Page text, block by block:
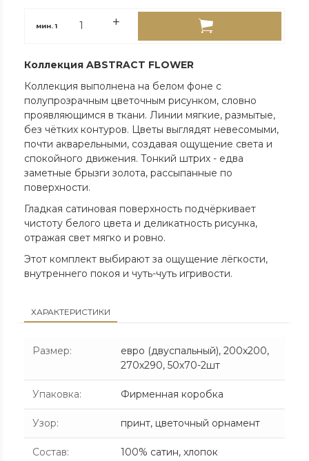
мин.1
Коллекция ABSTRACT FLOWER
Коллекция выполнена на белом фоне с
полупрозрачным цветочным рисунком, словно
проявляющимся в ткани. Линии мягкие, размытые,
без чётких контуров. Цветы выглядят невесомыми,
почти акварельными, создавая ощущение света и
спокойного движения. Тонкий штрих - едва
заметные брызги золота, рассыпанные по
поверхности.
Гладкая сатиновая поверхность подчёркивает
чистоту белого цвета и деликатность рисунка,
отражая свет мягко и ровно.
Этот комплект выбирают за ощущение лёгкости,
внутреннего покоя и чуть-чуть игривости.
ХАРАКТЕРИСТИКИ
Размер:
евро (двуспальный), 200х200,
270х290, 50х70-2шт
Упаковка: Фирменная коробка
Узор: принт, цветочный орнамент
Состав: 100% сатин, хлопок